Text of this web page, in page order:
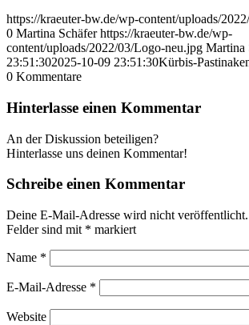
https://kraeuter-bw.de/wp-content/uploads/
0 Martina Schäfer https://kraeuter-bw.de/wp-
content/uploads/2022/03/Logo-neu.jpg Martina
23:51:302025-10-09 23:51:30Kürbis-
0 Kommentare
Hinterlasse einen Kommentar
An der Diskussion beteiligen?
Hinterlasse uns deinen Kommentar!
Schreibe einen Kommentar
Deine E-Mail-Adresse wird nicht veröffentlicht.
Felder sind mit * markiert
Name *
E-Mail-Adresse *
Website